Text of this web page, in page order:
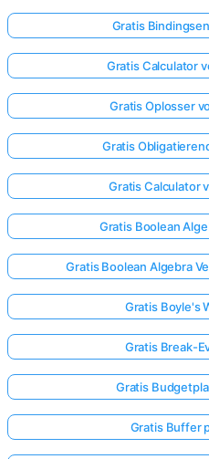
Gratis
Gratis Calculator
Gratis Oplosser
Gratis
Gratis Calculator
Gratis Boolean
Gratis Boolean Algebra
Gratis Boyle's
Gratis Break-
Gratis
Gratis Buffer